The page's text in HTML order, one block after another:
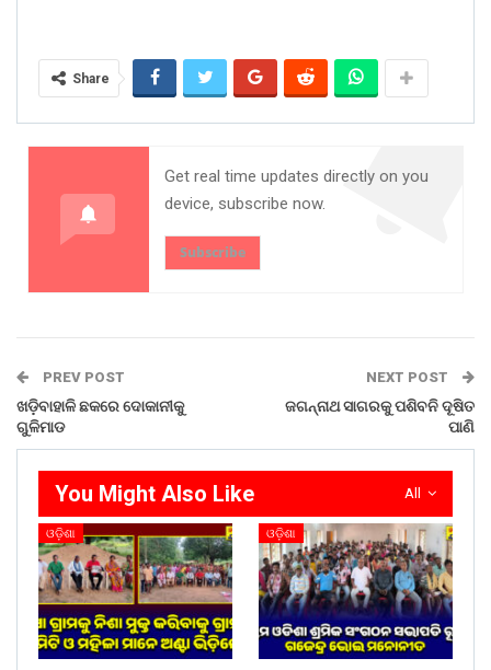
WhatsApp
Share
Get real time updates directly on you
device, subscribe now.
Subscribe
PREV POST
ଖଡ଼ିବାହାଳି ଛକରେ ଦୋକାନୀକୁ
ଗୁଳିମାଡ
NEXT POST
ଜଗନ୍ନାଥ ସାଗରକୁ ପଶିବନି ଦୂଷିତ
ପାଣି
All
You Might Also Like
ଓଡ଼ିଶା ଓଡ଼ିଶା